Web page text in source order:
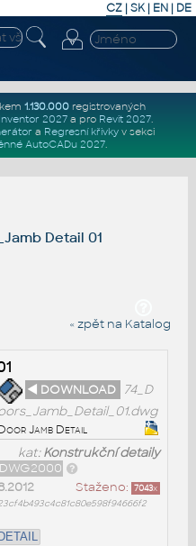
CZ | SK| EN | DE
1.130.000registrovaných
Inventor 2027a pro Revit 2027.
a Regresní křivkyv sekci
AutoCADu 2027.
Detail 01
« zpět na Katalog
◄ DOWNLOAD
74_D
Jamb Detail
kat:Konstrukční detaily
DWG2000
Staženo: 7043x